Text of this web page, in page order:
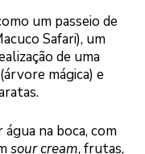
um passeio de
Safari), um
de uma
mágica) e
na boca, com
sour cream, frutas,